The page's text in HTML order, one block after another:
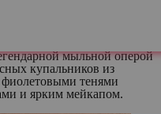
в моде, дизайне,
– китчевые 80-е. Именно
пластиковые сандалии,
мыльной оперой
купальников из
тенями
и ярким мейкапом.